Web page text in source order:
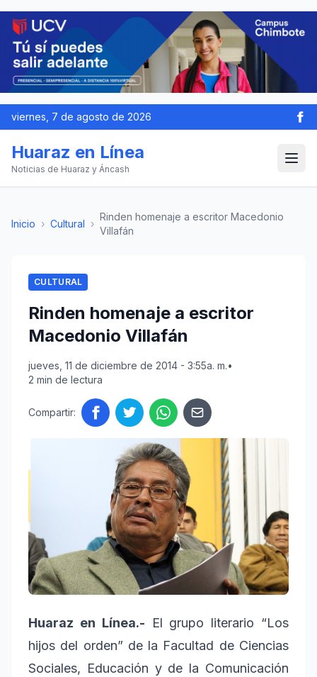
viernes, 7 de agosto de 2026
Huaraz en Línea
Noticias de Huaraz y Áncash
Inicio › Cultural ›
Rinden homenaje a escritor Macedonio
Villafán
CULTURAL
Rinden homenaje a escritor
Macedonio Villafán
jueves, 11 de diciembre de 2014 - 3:55a. m.•
2 min de lectura
Compartir:
Huaraz en Línea.- El grupo literario “Los
hijos del orden” de la Facultad de Ciencias
Sociales, Educación y de la Comunicación